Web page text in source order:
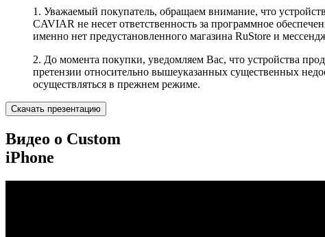
1. Уважаемый покупатель, обращаем внимание, что
CAVIAR не несет ответственность за программное
именно нет предустановленного магазина RuStore и
2. До момента покупки, уведомляем Вас, что устройства
претензии относительно вышеуказанных существенных
осуществляться в прежнем режиме.
Скачать презентацию
Видео о Custom
iPhone